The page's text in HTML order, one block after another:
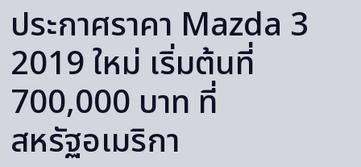
ประกาศราคา Mazda 3
2019 ใหม่ เริ่มต้นที่
700,000 บาท ที่
สหรัฐอเมริกา